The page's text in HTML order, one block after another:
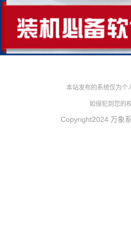
本站发布的系统仅为个
如侵犯到您的
Copyright2024 万象